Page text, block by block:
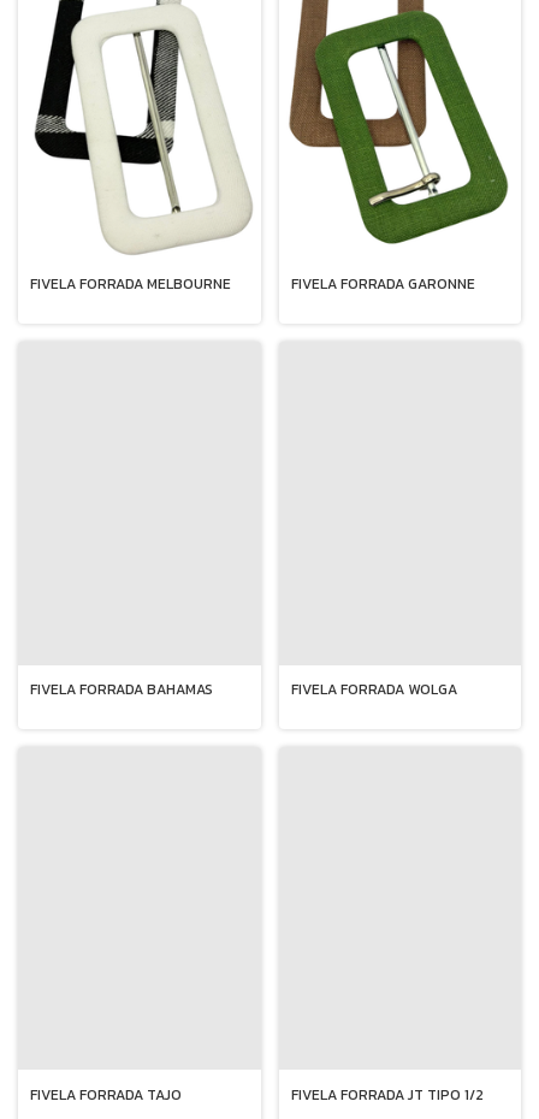
FIVELA FORRADA MELBOURNE FIVELA FORRADA GARONNE
FIVELA FORRADA BAHAMAS FIVELA FORRADA WOLGA
FIVELA FORRADA TAJO FIVELA FORRADA JT TIPO 1/2